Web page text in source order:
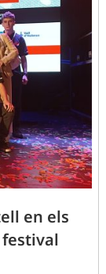
en els